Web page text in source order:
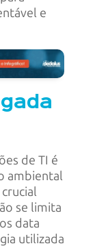
e
de TI é
ambiental
se limita
data
utilizada